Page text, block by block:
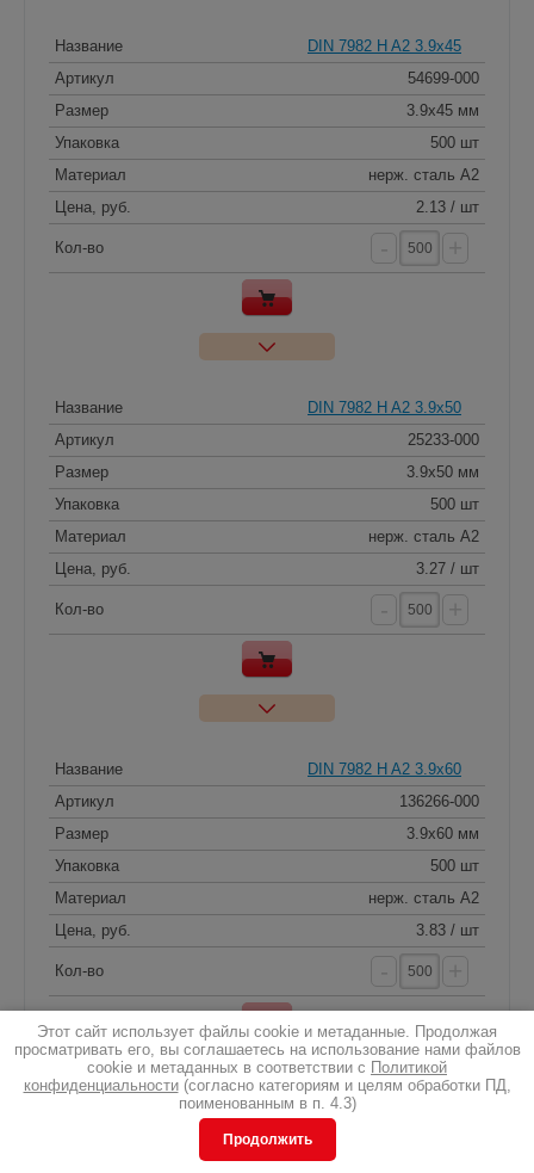
Название
DIN 7982 H A2 3.9x45
Артикул
54699-000
Размер
3.9x45 мм
Упаковка
500 шт
Материал
нерж. сталь A2
Цена, руб.
2.13 / шт
Кол-во
Название
DIN 7982 H A2 3.9x50
Артикул
25233-000
Размер
3.9x50 мм
Упаковка
500 шт
Материал
нерж. сталь A2
Цена, руб.
3.27 / шт
Кол-во
Название
DIN 7982 H A2 3.9x60
Артикул
136266-000
Размер
3.9x60 мм
Упаковка
500 шт
Материал
нерж. сталь A2
Цена, руб.
3.83 / шт
Кол-во
Этот сайт использует файлы cookie и метаданные. Продолжая
просматривать его, вы соглашаетесь на использование нами файлов
cookie и метаданных в соответствии с Политикой
конфиденциальности(согласно категориям и целям обработки ПД,
поименованным в п. 4.3)
Продолжить